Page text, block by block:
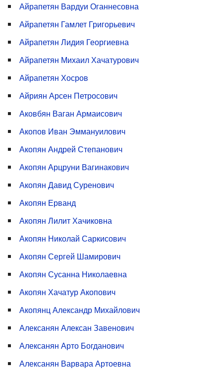
Айрапетян Вардуи Оганнесовна
Айрапетян Гамлет Григорьевич
Айрапетян Лидия Георгиевна
Айрапетян Михаил Хачатурович
Айрапетян Хосров
Айриян Арсен Петросович
Аковбян Ваган Армаисович
Акопов Иван Эммануилович
Акопян Андрей Степанович
Акопян Арцруни Вагинакович
Акопян Давид Суренович
Акопян Ерванд
Акопян Лилит Хачиковна
Акопян Николай Саркисович
Акопян Сергей Шамирович
Акопян Сусанна Николаевна
Акопян Хачатур Акопович
Акопянц Александр Михайлович
Алексанян Алексан Завенович
Алексанян Арто Богданович
Алексанян Варвара Артоевна